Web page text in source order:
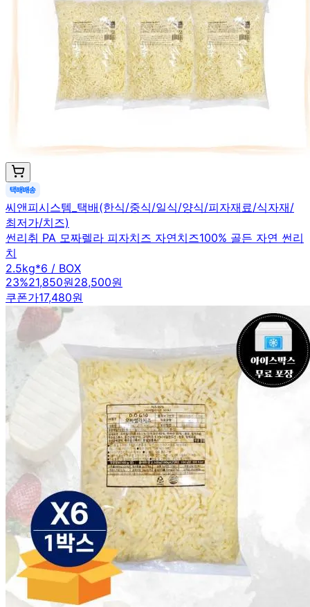
씨앤피시스템_택배(한식/중식/일식/양식/피자재료/식자재/
최저가/치즈)
썬리취 PA 모짜렐라 피자치즈 자연치즈100% 골든 자연 썬리
치
2.5kg*6 / BOX
23%21,850원28,500원
쿠폰가17,480원